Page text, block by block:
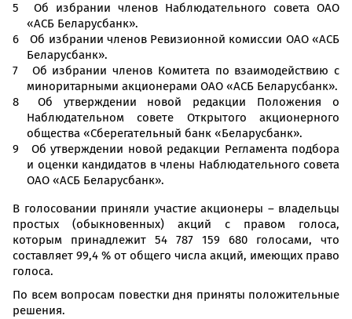
Об избрании членов Наблюдательного совета ОАО
«АСБ Беларусбанк».
Об избрании членов Ревизионной комиссии ОАО «АСБ
Беларусбанк».
Об избрании членов Комитета по взаимодействию с
миноритарными акционерами ОАО «АСБ Беларусбанк».
Об утверждении новой редакции Положения о
Наблюдательном совете Открытого акционерного
общества «Сберегательный банк «Беларусбанк».
Об утверждении новой редакции Регламента подбора
и оценки кандидатов в члены Наблюдательного совета
ОАО «АСБ Беларусбанк».
В голосовании приняли участие акционеры – владельцы
простых (обыкновенных) акций с правом голоса,
которым принадлежит 54 787 159 680 голосами, что
составляет 99,4 % от общего числа акций, имеющих право
голоса.
По всем вопросам повестки дня приняты положительные
решения.